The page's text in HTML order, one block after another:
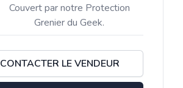
Couvert par notre Protection
Grenier du Geek.
CONTACTER LE VENDEUR